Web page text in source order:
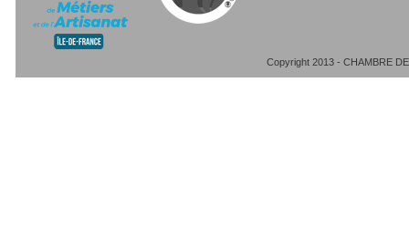
Copyright 2013 - CHAMBRE